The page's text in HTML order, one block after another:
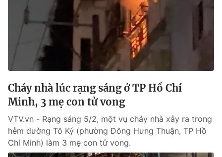
Cháy nhà lúc rạng sáng ở TP Hồ Chí
Minh, 3 mẹ con tử vong
VTV.vn - Rạng sáng 5/2, một vụ cháy nhà xảy ra trong
hẻm đường Tô Ký (phường Đông Hưng Thuận, TP Hồ
Chí Minh) làm 3 mẹ con tử vong.